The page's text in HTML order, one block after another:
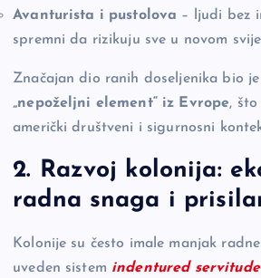
Avanturista i pustolova – ljudi bez
spremni da rizikuju sve u novom
Značajan dio ranih doseljenika bio
„nepoželjni element“ iz Evrope,
američki društveni i sigurnosni
2. Razvoj kolonija:
radna snaga i
Kolonije su često imale manjak
uveden sistem indentured servitude